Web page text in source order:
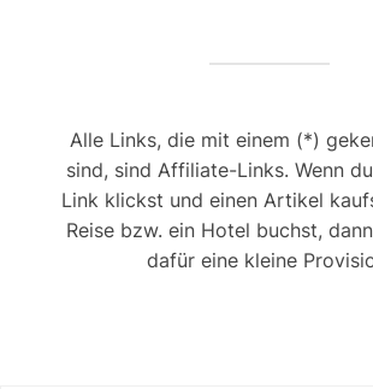
Alle Links, die mit einem (*)
sind, sind Affiliate-Links. Wenn
Link klickst und einen Artikel
Reise bzw. ein Hotel buchst,
dafür eine kleine